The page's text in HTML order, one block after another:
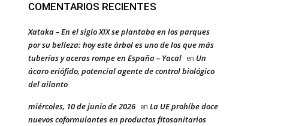
COMENTARIOS RECIENTES
Xataka – En el siglo XIX se plantaba en los parques
por su belleza: hoy este árbol es uno de los que más
tuberías y aceras rompe en España – Yacal
en Un
ácaro eriófido, potencial agente de control biológico
del ailanto
miércoles, 10 de junio de 2026 en La UE prohíbe doce
nuevos coformulantes en productos fitosanitarios